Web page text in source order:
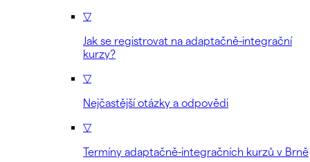
▽
Jak se registrovat na adaptačně-integrační
kurzy?
▽
Nejčastější otázky a odpovědi
▽
Termíny adaptačně-integračních kurzů v Brně